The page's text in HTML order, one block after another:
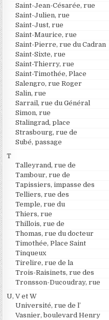
Saint-Jean-Césarée, rue
Saint-Julien, rue
Saint-Just, rue
Saint-Maurice, rue
Saint-Pierre, rue du Cadran
Saint-Sixte, rue
Saint-Thierry, rue
Saint-Timothée, Place
Salengro, rue Roger
Salin, rue
Sarrail, rue du Général
Simon, rue
Stalingrad, place
Strasbourg, rue de
Subé, passage
T
Talleyrand, rue de
Tambour, rue de
Tapissiers, impasse des
Telliers, rue des
Temple, rue du
Thiers, rue
Thillois, rue de
Thomas, rue du docteur
Timothée, Place Saint
Tinqueux
Tirelire, rue de la
Trois-Raisinets, rue des
Tronsson-Ducoudray, rue
U, V et W
Université, rue de l’
Vasnier, boulevard Henry